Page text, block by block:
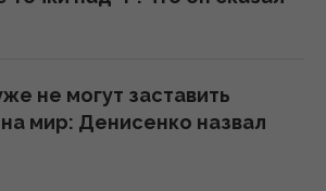
дорожает
лидеров
2026
не могут заставить
мир: Денисенко назвал